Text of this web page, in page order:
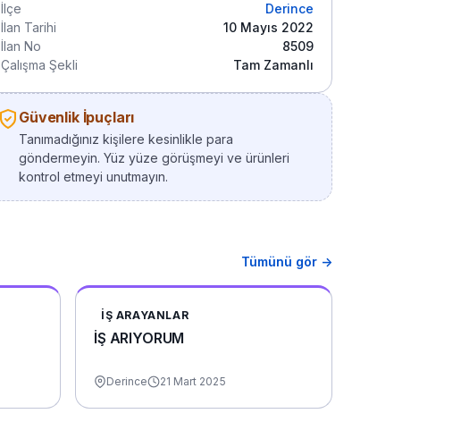
İlçe
Derince
İlan Tarihi
10 Mayıs 2022
İlan No
8509
Çalışma Şekli
Tam Zamanlı
Güvenlik İpuçları
Tanımadığınız kişilere kesinlikle para
göndermeyin. Yüz yüze görüşmeyi ve ürünleri
kontrol etmeyi unutmayın.
Tümünü gör →
İŞ ARAYANLAR
İŞ ARIYORUM
Derince 21 Mart 2025